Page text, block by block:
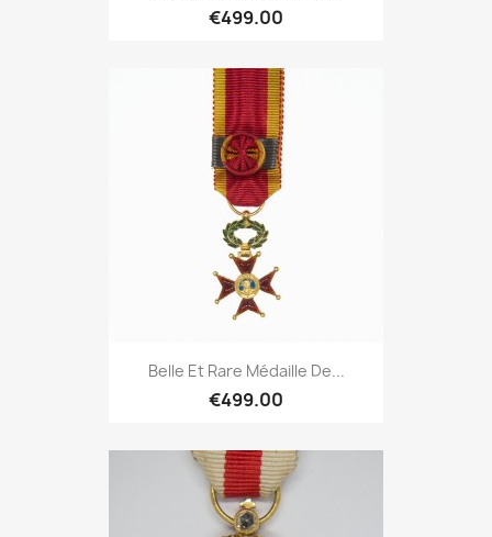
€499.00
Belle Et Rare Médaille De...
€499.00